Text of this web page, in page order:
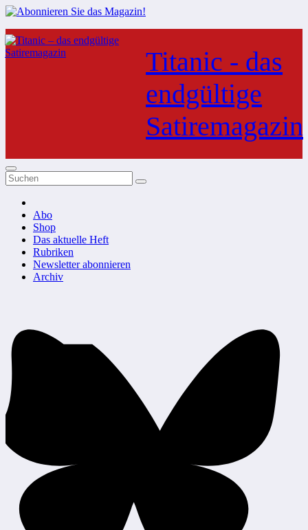
Zum
Inhalt
springen
Titanic - das
endgültige
Satiremagazin
Abo
Shop
Das aktuelle Heft
Rubriken
Newsletter abonnieren
Archiv